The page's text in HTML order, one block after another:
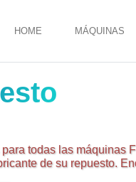
HOME MÁQUINAS
todas las
de su repuesto.